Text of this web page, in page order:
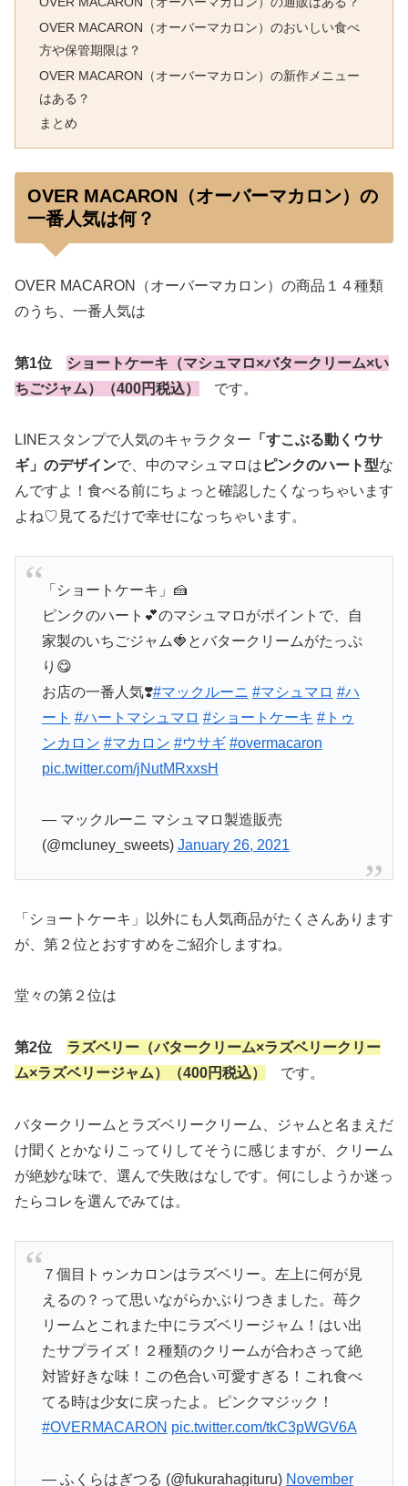
OVER MACARON（オーバーマカロン）のおいしい食べ
方や保管期限は？
OVER MACARON（オーバーマカロン）の新作メニュー
はある？
まとめ
OVER MACARON（オーバーマカロン）の
一番人気は何？
OVER MACARON（オーバーマカロン）の商品１４種類
のうち、一番人気は
第1位 ショートケーキ（マシュマロ×バタークリーム×い
ちごジャム）（400円税込）
です。
LINEスタンプで人気のキャラクター 「すこぶる動くウサ
ギ」のデザインで、中のマシュマロは ピンクのハート型な
んですよ！食べる前にちょっと確認したくなっちゃいます
よね♡見てるだけで幸せになっちゃいます。
「ショートケーキ」🍰
ピンクのハート💕のマシュマロがポイントで、自
家製のいちごジャム🍓とバタークリームがたっぷ
り😋
お店の一番人気❣️#マックルーニ #マシュマロ #ハ
ート #ハートマシュマロ #ショートケーキ #トゥ
ンカロン #マカロン #ウサギ #overmacaron
pic.twitter.com/jNutMRxxsH
— マックルーニ マシュマロ製造販売
(@mcluney_sweets) January 26, 2021
「ショートケーキ」以外にも人気商品がたくさんあります
が、第２位とおすすめをご紹介しますね。
堂々の第２位は
第2位 ラズベリー（バタークリーム×ラズベリークリー
ム×ラズベリージャム）（400円税込）
です。
バタークリームとラズベリークリーム、ジャムと名まえだ
け聞くとかなりこってりしてそうに感じますが、クリーム
が絶妙な味で、選んで失敗はなしです。何にしようか迷っ
たらコレを選んでみては。
７個目トゥンカロンはラズベリー。左上に何が見
えるの？って思いながらかぶりつきました。苺ク
リームとこれまた中にラズベリージャム！はい出
たサプライズ！２種類のクリームが合わさって絶
対皆好きな味！この色合い可愛すぎる！これ食べ
てる時は少女に戻ったよ。ピンクマジック！
#OVERMACARON pic.twitter.com/tkC3pWGV6A
— ふくらはぎつる (@fukurahagituru) November